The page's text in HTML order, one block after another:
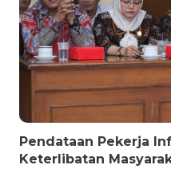
Pendataan Pekerja
Keterlibatan